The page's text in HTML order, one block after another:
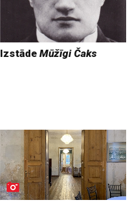
IzstādeMūžīgi Čaks